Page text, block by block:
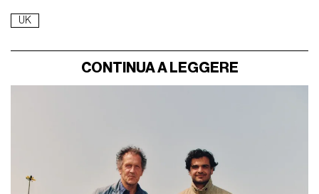
UK
CONTINUA A LEGGERE